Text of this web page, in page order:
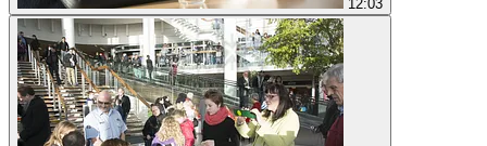
12:03